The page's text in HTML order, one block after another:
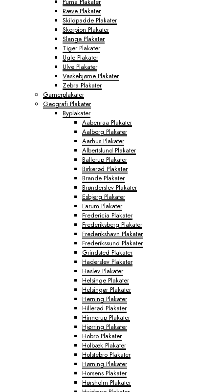
Ræve Plakater
Skildpadde Plakater
Skorpion Plakater
Slange Plakater
Tiger Plakater
Ugle Plakater
Ulve Plakater
Vaskebjørne Plakater
Zebra Plakater
Gamerplakater
Geografi Plakater
Byplakater
Aabenraa Plakater
Aalborg Plakater
Aarhus Plakater
Albertslund Plakater
Ballerup Plakater
Birkerød Plakater
Brande Plakater
Brønderslev Plakater
Esbjerg Plakater
Farum Plakater
Fredericia Plakater
Frederiksberg Plakater
Frederikshavn Plakater
Frederikssund Plakater
Grindsted Plakater
Haderslev Plakater
Haslev Plakater
Helsinge Plakater
Helsingør Plakater
Herning Plakater
Hillerød Plakater
Hinnerup Plakater
Hjørring Plakater
Hobro Plakater
Holbæk Plakater
Holstebro Plakater
Hørning Plakater
Horsens Plakater
Hørsholm Plakater